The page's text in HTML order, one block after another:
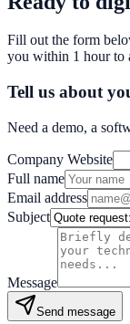
Fill out the form
you within 1 hour to
Tell us about
Need a demo, a
Company Website
Full name
Email address
Subject
Message
Send message